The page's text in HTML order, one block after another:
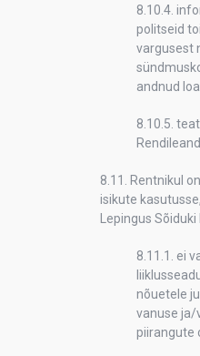
8.10.4.
politseid
vargusest
andnud
8.10.5.
8.11. Rentnikul
isikute
Lepingus
8.11.1. ei
nõuetele
vanuse ja/
piirangute